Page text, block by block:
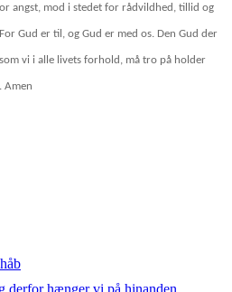
angst, mod i stedet for rådvildhed, tillid og
Gud er til, og Gud er med os. Den Gud der
vi i alle livets forhold, må tro på holder
Amen